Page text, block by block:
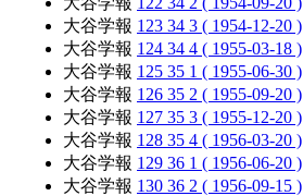
大谷学報 123 34 3 ( 1954-12-20 )
大谷学報 124 34 4 ( 1955-03-18 )
大谷学報 125 35 1 ( 1955-06-30 )
大谷学報 126 35 2 ( 1955-09-20 )
大谷学報 127 35 3 ( 1955-12-20 )
大谷学報 128 35 4 ( 1956-03-20 )
大谷学報 129 36 1 ( 1956-06-20 )
大谷学報 130 36 2 ( 1956-09-15 )